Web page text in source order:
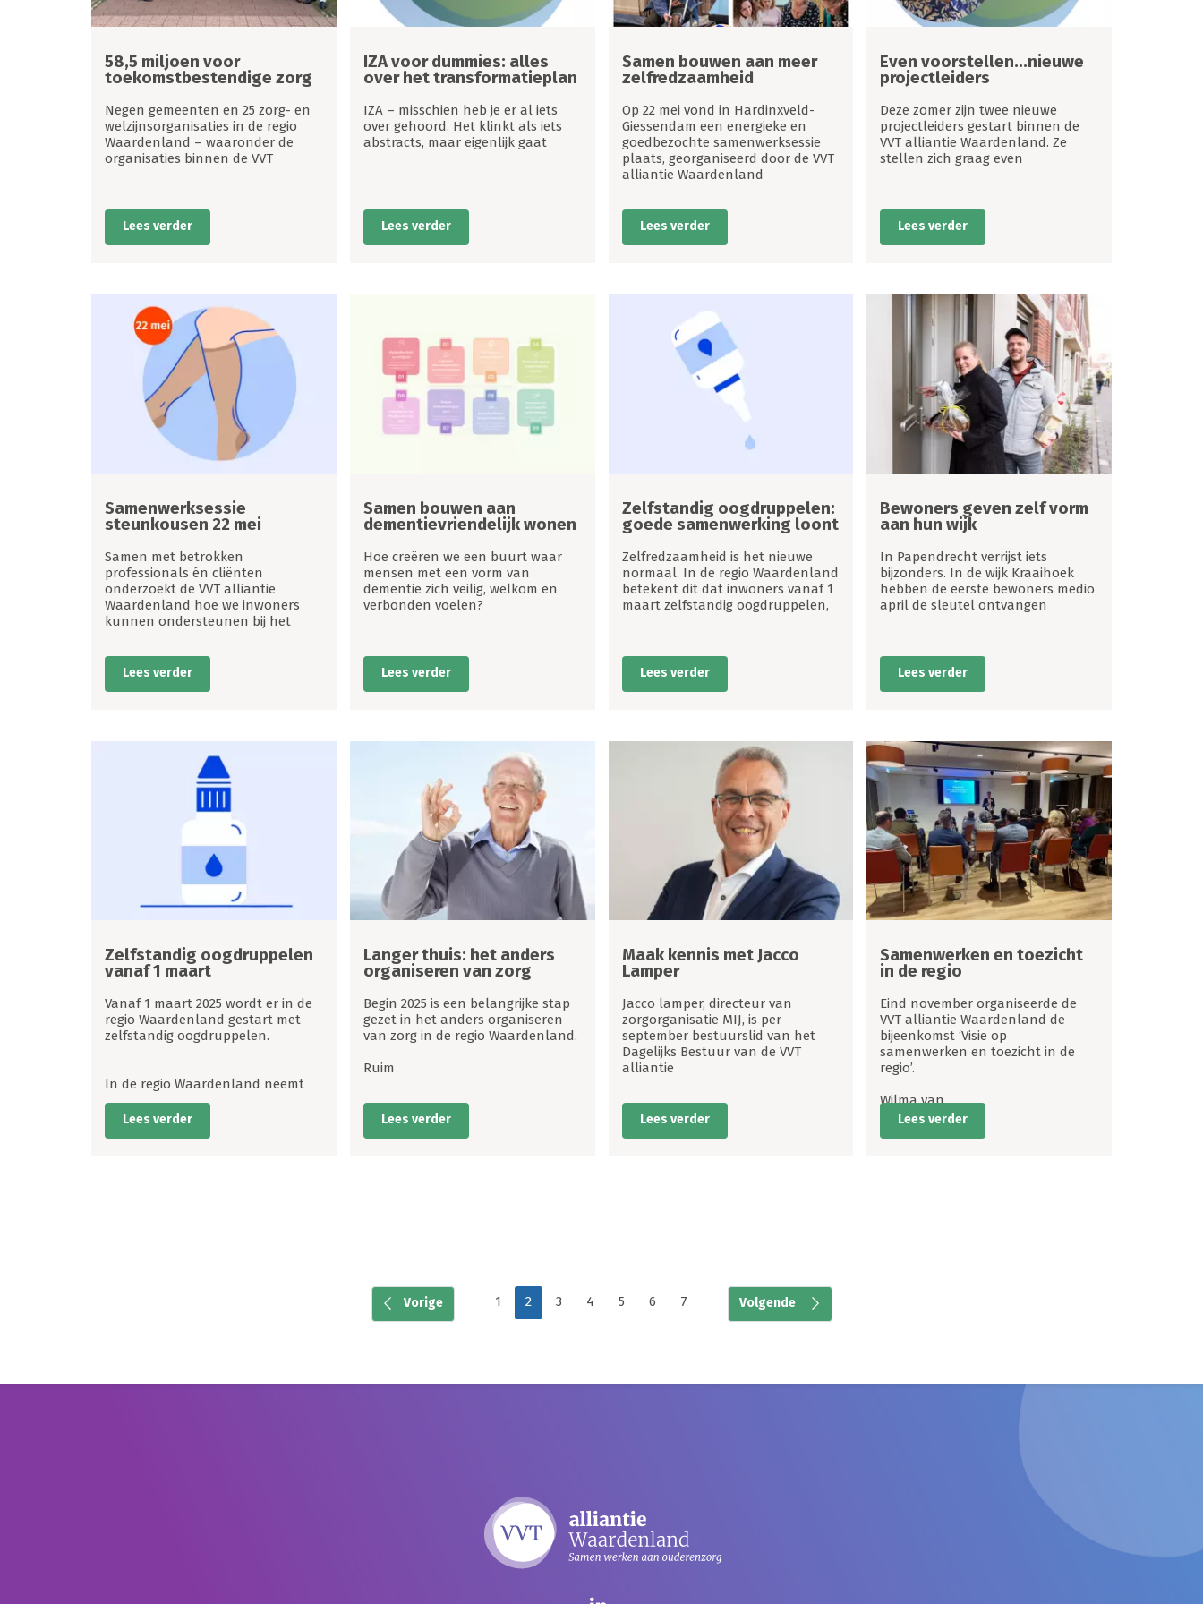
58,5 miljoen voor
toekomstbestendige zorg
Negen gemeenten en 25 zorg- en
welzijnsorganisaties in de regio
Waardenland – waaronder de
organisaties binnen de VVT
Lees verder
IZA voor dummies: alles
over het transformatieplan
IZA – misschien heb je er al iets
over gehoord. Het klinkt als iets
abstracts, maar eigenlijk gaat
Lees verder
Samen bouwen aan meer
zelfredzaamheid
Op 22 mei vond in Hardinxveld-
Giessendam een energieke en
goedbezochte samenwerksessie
plaats, georganiseerd door de VVT
alliantie Waardenland
Lees verder
Even voorstellen...nieuwe
projectleiders
Deze zomer zijn twee nieuwe
projectleiders gestart binnen de
VVT alliantie Waardenland. Ze
stellen zich graag even
Lees verder
Samenwerksessie
steunkousen 22 mei
Samen met betrokken
professionals én cliënten
onderzoekt de VVT alliantie
Waardenland hoe we inwoners
kunnen ondersteunen bij het
Lees verder
Samen bouwen aan
dementievriendelijk wonen
Hoe creëren we een buurt waar
mensen met een vorm van
dementie zich veilig, welkom en
verbonden voelen?
Lees verder
Zelfstandig oogdruppelen:
goede samenwerking loont
Zelfredzaamheid is het nieuwe
normaal. In de regio Waardenland
betekent dit dat inwoners vanaf 1
maart zelfstandig oogdruppelen,
Lees verder
Bewoners geven zelf vorm
aan hun wijk
In Papendrecht verrijst iets
bijzonders. In de wijk Kraaihoek
hebben de eerste bewoners medio
april de sleutel ontvangen
Lees verder
Zelfstandig oogdruppelen
vanaf 1 maart
Vanaf 1 maart 2025 wordt er in de
regio Waardenland gestart met
zelfstandig oogdruppelen.
In de regio Waardenland neemt
Lees verder
Langer thuis: het anders
organiseren van zorg
Begin 2025 is een belangrijke stap
gezet in het anders organiseren
van zorg in de regio Waardenland.
Ruim
Lees verder
Maak kennis met Jacco
Lamper
Jacco lamper, directeur van
zorgorganisatie MIJ, is per
september bestuurslid van het
Dagelijks Bestuur van de VVT
alliantie
Lees verder
Samenwerken en toezicht
in de regio
Eind november organiseerde de
VVT alliantie Waardenland de
bijeenkomst ‘Visie op
samenwerken en toezicht in de
regio’.
Wilma van
Lees verder
1 2 3 4 5 6 7